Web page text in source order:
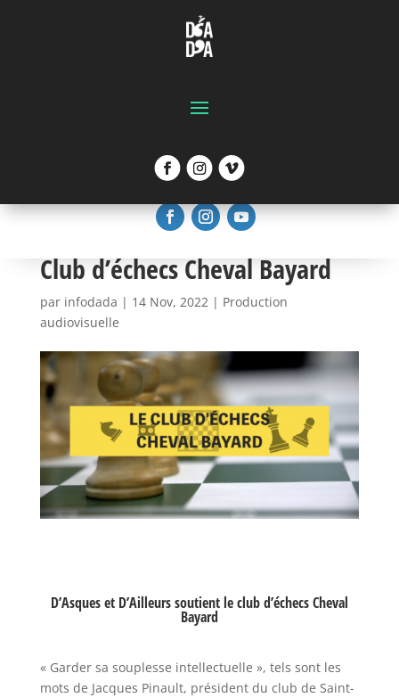
Club d’échecs Cheval Bayard
par infodada | 14 Nov, 2022| Production
audiovisuelle
D’Asques et D’Ailleurs soutient le club d’échecs Cheval
Bayard
« Garder sa souplesse intellectuelle », tels sont les
mots de Jacques Pinault, président du club de Saint-